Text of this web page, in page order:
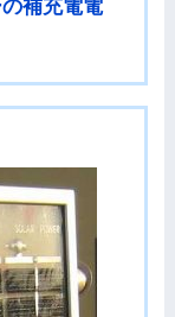
補充電電